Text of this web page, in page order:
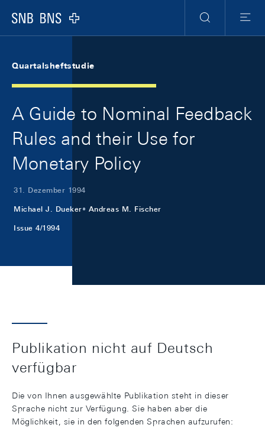
Logo
Suche
Menu
Quartalsheftstudie
A Guide to Nominal Feedback
Rules and their Use for
Monetary Policy
31. Dezember 1994
Michael J. Dueker Andreas M. Fischer
Issue 4/1994
Publikation nicht auf Deutsch
verfügbar
Die von Ihnen ausgewählte Publikation steht in dieser
Sprache nicht zur Verfügung. Sie haben aber die
Möglichkeit, sie in den folgenden Sprachen aufzurufen: